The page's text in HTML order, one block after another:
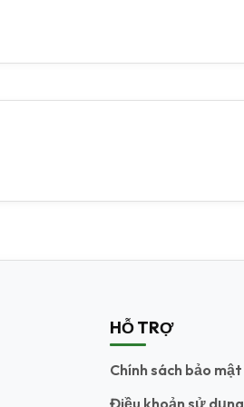
HỖ TRỢ
Chính sách bảo mật
Điều khoản sử dụng